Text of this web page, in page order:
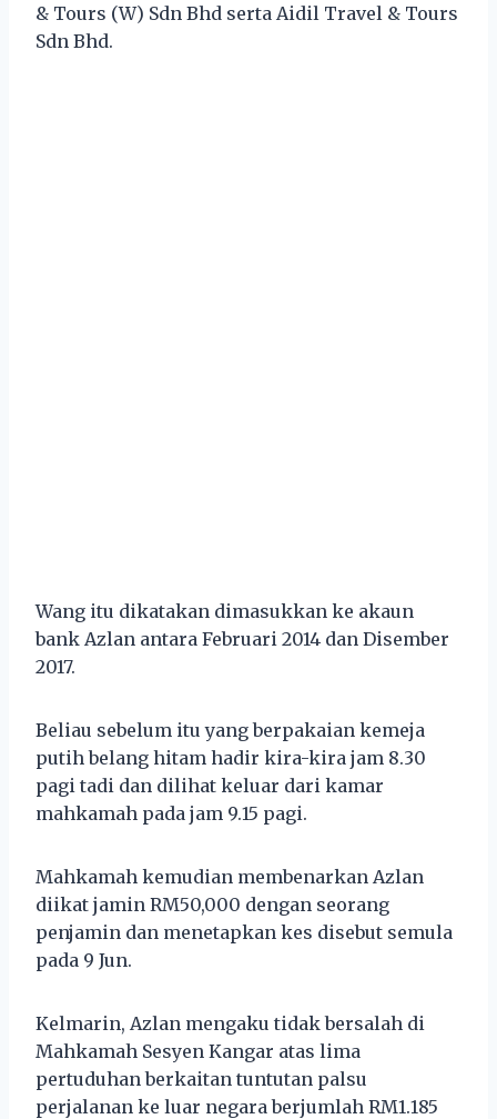
& Tours (W) Sdn Bhd serta Aidil Travel & Tours
Sdn Bhd.
Wang itu dikatakan dimasukkan ke akaun
bank Azlan antara Februari 2014 dan Disember
2017.
Beliau sebelum itu yang berpakaian kemeja
putih belang hitam hadir kira-kira jam 8.30
pagi tadi dan dilihat keluar dari kamar
mahkamah pada jam 9.15 pagi.
Mahkamah kemudian membenarkan Azlan
diikat jamin RM50,000 dengan seorang
penjamin dan menetapkan kes disebut semula
pada 9 Jun.
Kelmarin, Azlan mengaku tidak bersalah di
Mahkamah Sesyen Kangar atas lima
pertuduhan berkaitan tuntutan palsu
perjalanan ke luar negara berjumlah RM1.185